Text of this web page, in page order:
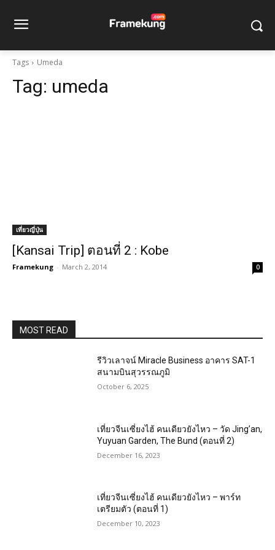
Tags Umeda
Tag: umeda
เที่ยวญี่ปุ่น
[Kansai Trip] ตอนที่ 2 : Kobe
Framekung - March 2, 2014 0
MOST READ
รีวิวเลาจน์ Miracle Business อาคาร SAT-1
สนามบินสุวรรณภูมิ
October 6, 2025
เที่ยวจีนเซี่ยงไฮ้ คนเดียวยังไหว – วัด Jing’an,
Yuyuan Garden, The Bund (ตอนที่ 2)
December 16, 2023
เที่ยวจีนเซี่ยงไฮ้ คนเดียวยังไหว – พาร์ท
เตรียมตัว (ตอนที่ 1)
December 10, 2023